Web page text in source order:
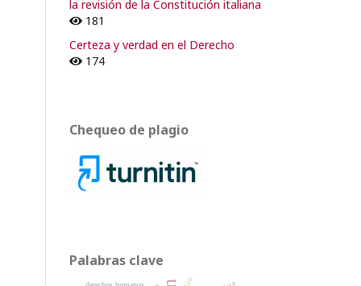
la revisión de la Constitución italiana
181
Certeza y verdad en el Derecho
174
Chequeo de plagio
Palabras clave